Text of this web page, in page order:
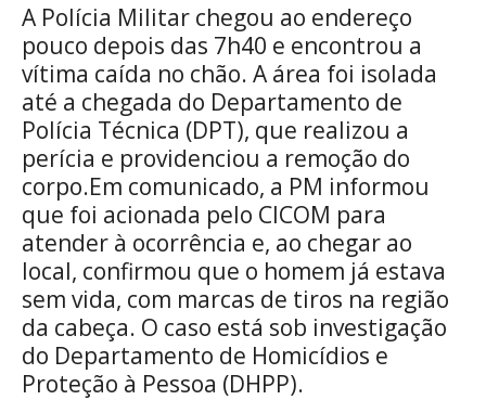
A Polícia Militar chegou ao endereço
pouco depois das 7h40 e encontrou a
vítima caída no chão. A área foi isolada
até a chegada do Departamento de
Polícia Técnica (DPT), que realizou a
perícia e providenciou a remoção do
corpo.Em comunicado, a PM informou
que foi acionada pelo CICOM para
atender à ocorrência e, ao chegar ao
local, confirmou que o homem já estava
sem vida, com marcas de tiros na região
da cabeça. O caso está sob investigação
do Departamento de Homicídios e
Proteção à Pessoa (DHPP).